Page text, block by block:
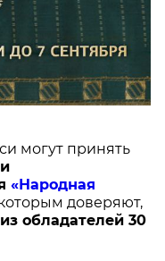
могут принять
«Народная
доверяют,
обладателей 30